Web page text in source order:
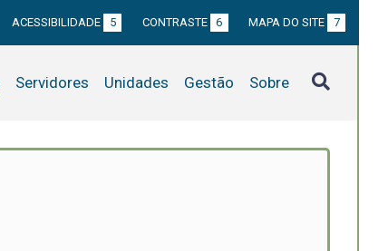
ACESSIBILIDADE 5 CONTRASTE 6 MAPA DO SITE 7
Servidores Unidades Gestão Sobre